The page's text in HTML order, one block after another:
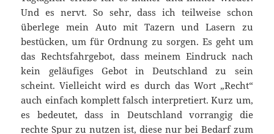
Und es nervt. So sehr, dass ich teilweise schon
überlege mein Auto mit Tazern und Lasern zu
bestücken, um für Ordnung zu sorgen. Es geht um
das Rechtsfahrgebot, dass meinem Eindruck nach
kein geläufiges Gebot in Deutschland zu sein
scheint. Vielleicht wird es durch das Wort „Recht“
auch einfach komplett falsch interpretiert. Kurz um,
es bedeutet, dass in Deutschland vorrangig die
rechte Spur zu nutzen ist, diese nur bei Bedarf zum